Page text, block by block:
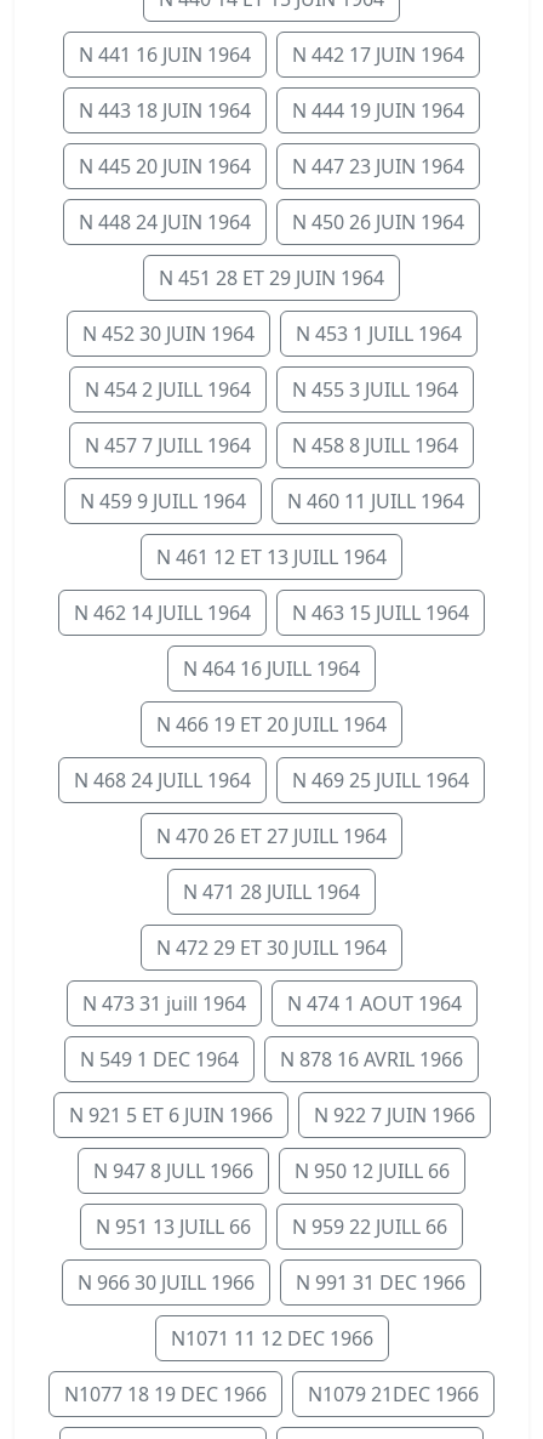
N 441 16 JUIN 1964 N 442 17 JUIN 1964
N 443 18 JUIN 1964 N 444 19 JUIN 1964
N 445 20 JUIN 1964 N 447 23 JUIN 1964
N 448 24 JUIN 1964 N 450 26 JUIN 1964
N 451 28 ET 29 JUIN 1964
N 452 30 JUIN 1964 N 453 1 JUILL 1964
N 454 2 JUILL 1964 N 455 3 JUILL 1964
N 457 7 JUILL 1964 N 458 8 JUILL 1964
N 459 9 JUILL 1964 N 460 11 JUILL 1964
N 461 12 ET 13 JUILL 1964
N 462 14 JUILL 1964 N 463 15 JUILL 1964
N 464 16 JUILL 1964
N 466 19 ET 20 JUILL 1964
N 468 24 JUILL 1964 N 469 25 JUILL 1964
N 470 26 ET 27 JUILL 1964
N 471 28 JUILL 1964
N 472 29 ET 30 JUILL 1964
N 473 31 juill 1964 N 474 1 AOUT 1964
N 549 1 DEC 1964 N 878 16 AVRIL 1966
N 921 5 ET 6 JUIN 1966 N 922 7 JUIN 1966
N 947 8 JULL 1966 N 950 12 JUILL 66
N 951 13 JUILL 66 N 959 22 JUILL 66
N 966 30 JUILL 1966 N 991 31 DEC 1966
N1071 11 12 DEC 1966
N1077 18 19 DEC 1966 N1079 21DEC 1966